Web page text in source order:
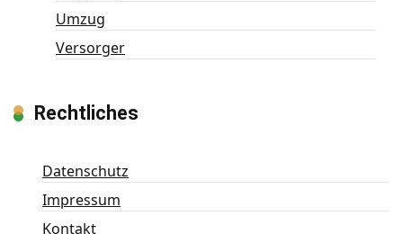
Umzug
Versorger
Rechtliches
Datenschutz
Impressum
Kontakt